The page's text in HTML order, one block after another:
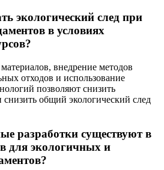
экологический след при
в условиях
внедрение методов
отходов и использование
позволяют снизить
общий экологический след
разработки существуют в
для экологичных и